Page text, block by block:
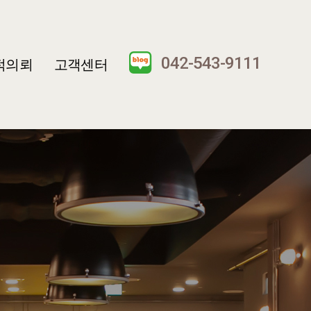
의뢰 고객센터 042-543-9111